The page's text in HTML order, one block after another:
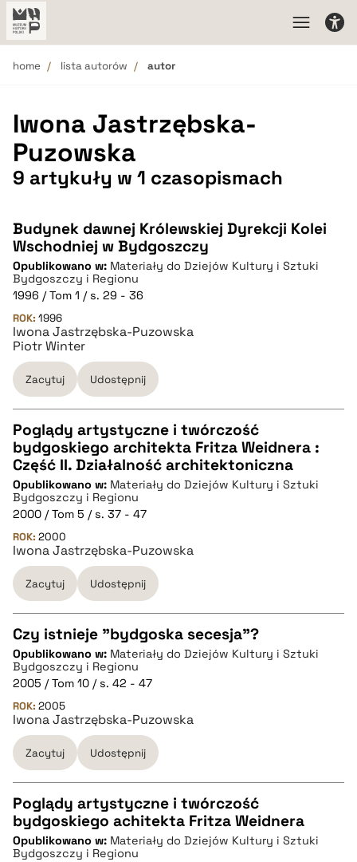
home lista autorów autor
Iwona Jastrzębska-
Puzowska
9 artykuły w 1 czasopismach
Budynek dawnej Królewskiej Dyrekcji Kolei
Wschodniej w Bydgoszczy
Opublikowano w: Materiały do Dziejów Kultury i Sztuki
Bydgoszczy i Regionu
1996 / Tom 1 / s. 29 - 36
ROK: 1996
Iwona Jastrzębska-Puzowska
Piotr Winter
Zacytuj Udostępnij
CZYSTY TEKST
pobierz cytat
BIBTEX
pobierz cytat
Poglądy artystyczne i twórczość
bydgoskiego architekta Fritza Weidnera :
Część II. Działalność architektoniczna
Opublikowano w: Materiały do Dziejów Kultury i Sztuki
Bydgoszczy i Regionu
2000 / Tom 5 / s. 37 - 47
ROK: 2000
Iwona Jastrzębska-Puzowska
Zacytuj Udostępnij
CZYSTY TEKST
pobierz cytat
BIBTEX
pobierz cytat
Czy istnieje "bydgoska secesja"?
Opublikowano w: Materiały do Dziejów Kultury i Sztuki
Bydgoszczy i Regionu
2005 / Tom 10 / s. 42 - 47
ROK: 2005
Iwona Jastrzębska-Puzowska
Zacytuj Udostępnij
CZYSTY TEKST
Poglądy artystyczne i twórczość
bydgoskiego achitekta Fritza Weidnera
Opublikowano w: Materiały do Dziejów Kultury i Sztuki
Bydgoszczy i Regionu